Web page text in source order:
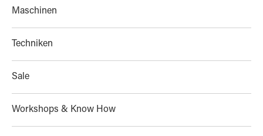
Maschinen
Techniken
Sale
Workshops & Know How